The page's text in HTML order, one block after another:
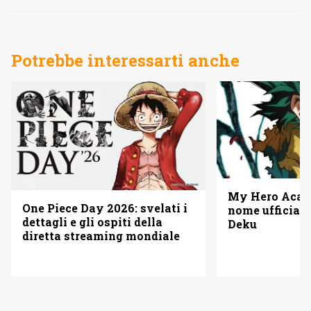
Potrebbe interessarti anche
One Piece Day 2026: svelati i
dettagli e gli ospiti della
diretta streaming mondiale
My Hero
nome
Deku